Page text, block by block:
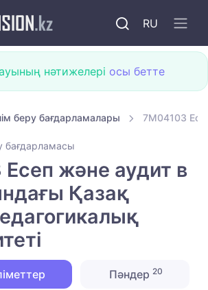
RU
нәтижелері осы бетте
беру бағдарламалары 7M04103
бағдарламасы
және аудит в
Қазақ
Пәндер20